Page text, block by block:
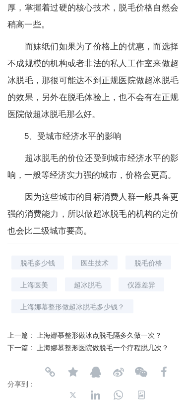
厚，掌握着过硬的核心技术，脱毛价格自然会
稍高一些。
而妹纸们如果为了价格上的优惠，而选择
不成规模的机构或者非法的私人工作室来做超
冰脱毛，那很可能达不到正规医院做超冰脱毛
的效果，另外在脱毛体验上，也不会有在正规
医院做超冰脱毛那么好。
5、受城市经济水平的影响
超冰脱毛的价位还受到城市经济水平的影
响，一般等经济实力强的城市，价格会更高。
因为这些城市的目标消费人群一般具备更
强的消费能力，所以做超冰脱毛的机构的定价
也会比二级城市要高。
脱毛多少钱 医生技术 脱毛价格
上海医美 超冰脱毛 仪器差异
上海娜慕整形做超冰脱毛多少钱？
上一篇 : 上海娜慕整形做冰点脱毛隔多久做一次？
下一篇 : 上海娜慕整形医院做脱毛一个疗程脱几次？
分享到：